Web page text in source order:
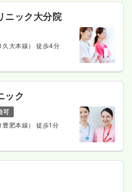
ニック大分院
久大本線） 徒歩4分
ック
可
豊肥本線） 徒歩1分